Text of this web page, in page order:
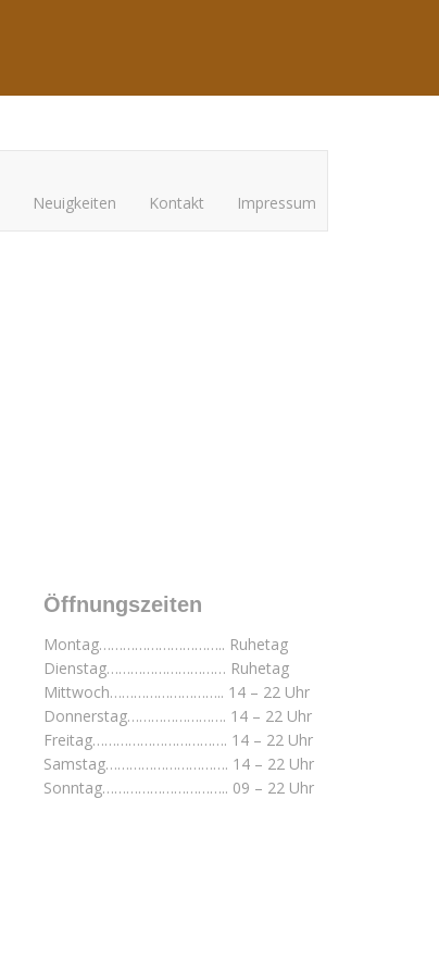
Neuigkeiten Kontakt Impressum
Öffnungszeiten
Montag………………………….. Ruhetag
Dienstag………………………… Ruhetag
Mittwoch……………………….. 14 – 22 Uhr
Donnerstag……………………. 14 – 22 Uhr
Freitag……………………………. 14 – 22 Uhr
Samstag…………………………. 14 – 22 Uhr
Sonntag………………………….. 09 – 22 Uhr